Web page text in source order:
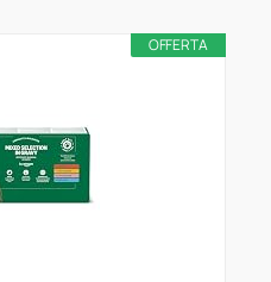
OFFERTA